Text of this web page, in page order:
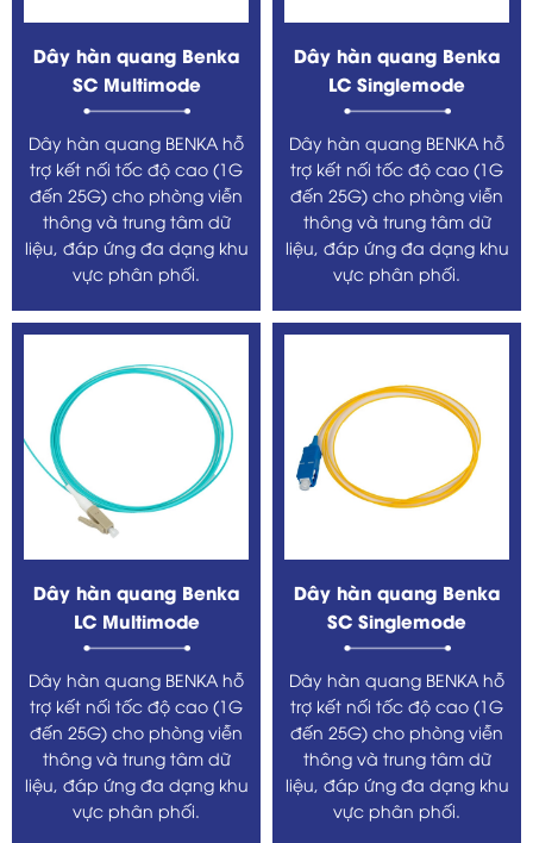
Dây hàn quang Benka
SC Multimode
Dây hàn quang BENKA hỗ
trợ kết nối tốc độ cao (1G
đến 25G) cho phòng viễn
thông và trung tâm dữ
liệu, đáp ứng đa dạng khu
vực phân phối.
Dây hàn quang Benka
LC Singlemode
Dây hàn quang BENKA hỗ
trợ kết nối tốc độ cao (1G
đến 25G) cho phòng viễn
thông và trung tâm dữ
liệu, đáp ứng đa dạng khu
vực phân phối.
Dây hàn quang Benka
LC Multimode
Dây hàn quang BENKA hỗ
trợ kết nối tốc độ cao (1G
đến 25G) cho phòng viễn
thông và trung tâm dữ
liệu, đáp ứng đa dạng khu
vực phân phối.
Dây hàn quang Benka
SC Singlemode
Dây hàn quang BENKA hỗ
trợ kết nối tốc độ cao (1G
đến 25G) cho phòng viễn
thông và trung tâm dữ
liệu, đáp ứng đa dạng khu
vực phân phối.